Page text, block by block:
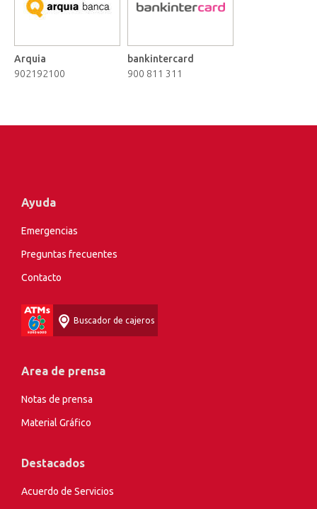
Arquia
902192100
bankintercard
900 811 311
Ayuda
Emergencias
Preguntas frecuentes
Contacto
Buscador de cajeros
Area de prensa
Notas de prensa
Material Gráfico
Destacados
Acuerdo de Servicios